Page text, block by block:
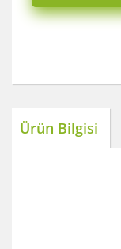
Ürün Bilgisi